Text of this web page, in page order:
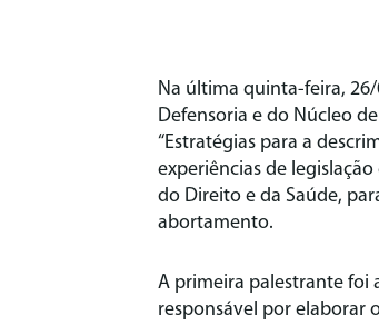
Na última quinta-feira, 26/
Defensoria e do Núcleo
“Estratégias para a
experiências de
do Direito e da Saúde,
abortamento.
A primeira palestrante foi
responsável por elaborar